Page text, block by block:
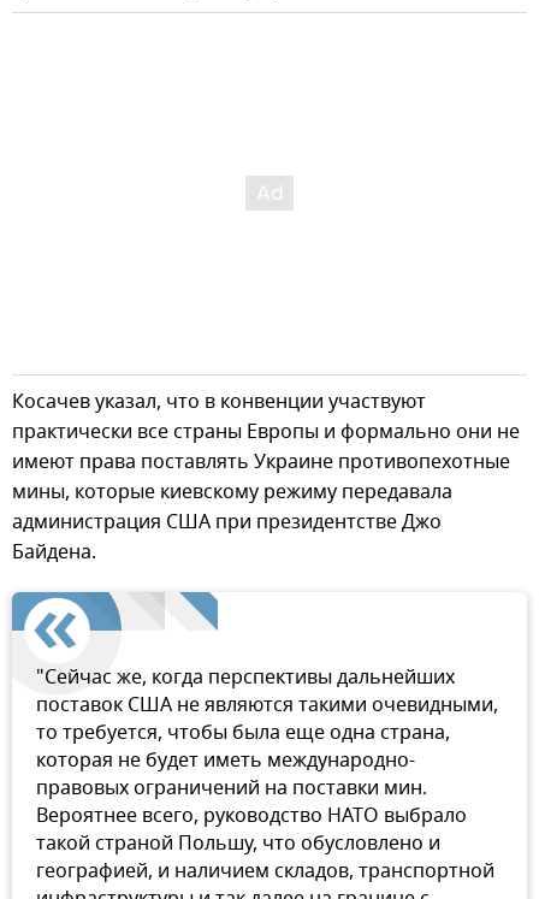
Косачев указал, что в конвенции участвуют
практически все страны Европы и формально они не
имеют права поставлять Украине противопехотные
мины, которые киевскому режиму передавала
администрация США при президентстве Джо
Байдена.
"Сейчас же, когда перспективы дальнейших
поставок США не являются такими очевидными,
то требуется, чтобы была еще одна страна,
которая не будет иметь международно-
правовых ограничений на поставки мин.
Вероятнее всего, руководство НАТО выбрало
такой страной Польшу, что обусловлено и
географией, и наличием складов, транспортной